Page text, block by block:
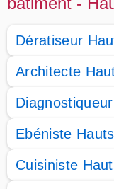
Dératiseur
Architecte
Ebéniste
Cuisiniste